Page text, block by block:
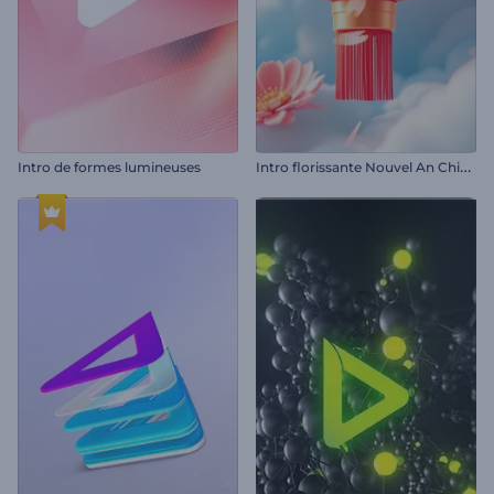
Intro de formes lumineuses I
ntro florissante Nouvel An Chinois